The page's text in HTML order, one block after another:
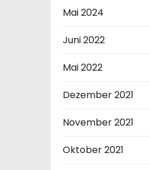
Mai 2024
Juni 2022
Mai 2022
Dezember 2021
November 2021
Oktober 2021